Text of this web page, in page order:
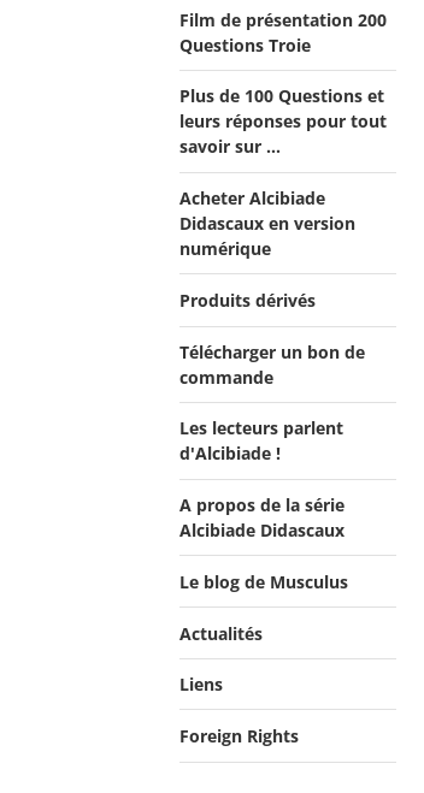
Offre Spéciale Latinistes
Offre Spéciale “De la fin de
la République romaine à la
fondation de l’Empire”
Offre Collection complète
Alcibiade Didascaux
Film de présentation 200
Questions Troie
Plus de 100 Questions et
leurs réponses pour tout
savoir sur ...
Acheter Alcibiade
Didascaux en version
numérique
Produits dérivés
Télécharger un bon de
commande
Les lecteurs parlent
d'Alcibiade !
Les lecteurs en parlent -
Livre d'0r
Flipbook Exposé Alcibiade
Didascaux
A propos de la série
Alcibiade Didascaux
Le blog de Musculus
Actualités
Actualités
Salons du Livre
Liens
Foreign Rights